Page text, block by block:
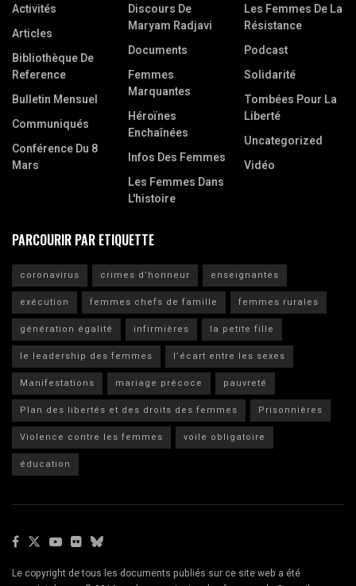
Activités
Articles
Bibliothèque De
Reference
Bulletin Mensuel
Communiqués
Conférence Du 8
Mars
Discours De
Maryam Radjavi
Documents
Femmes
Marquantes
Héroïnes
Enchaînées
Infos Des Femmes
Les Femmes Dans
L'histoire
Les Femmes De La
Résistance
Podcast
Solidarité
Tombées Pour La
Liberté
Uncategorized
Vidéo
PARCOURIR PAR ETIQUETTE
coronavirus crimes d’honneur
enseignantes
exécution
femmes chefs de famille
femmes rurales
génération égalité
infirmières
la petite fille
le leadership des femmes
l’écart entre les sexes
Manifestations
mariage précoce
pauvreté
Plan des libertés et des droits des femmes
Prisonnières
Violence contre les femmes
voile obligatoire
éducation
Le copyright de tous les documents publiés sur ce site web a été